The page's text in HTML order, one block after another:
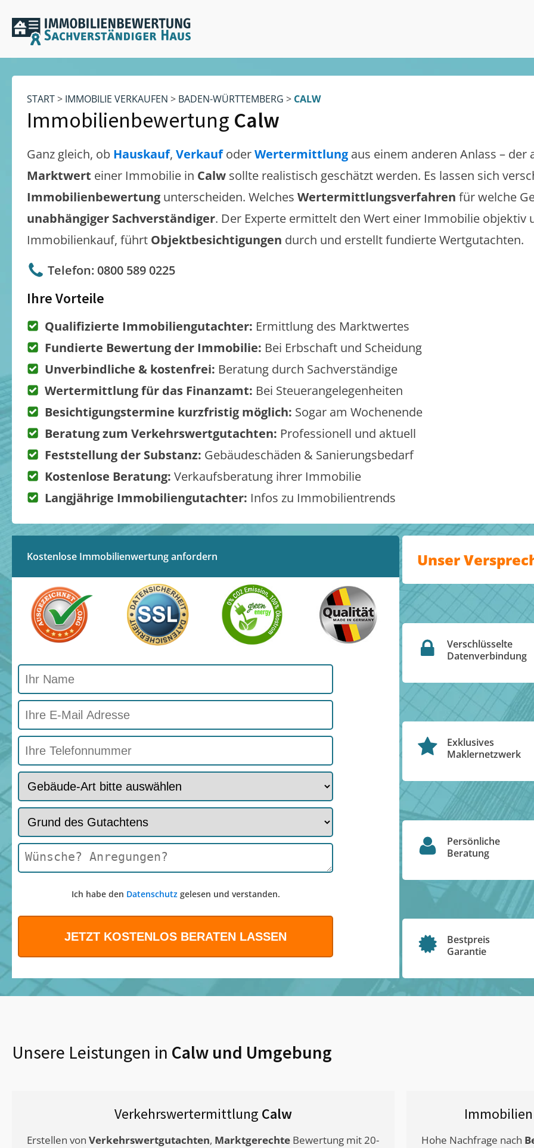
START> IMMOBILIE VERKAUFEN > BADEN-WÜRTTEMBERG > CALW
Immobilienbewertung Calw
Ganz gleich, ob Hauskauf, VerkaufoderWertermittlung aus einem anderen Anlass – der
Marktwert einer Immobilie in Calw sollte realistisch geschätzt werden. Es lassen sich
Immobilienbewertung unterscheiden. Welches Wertermittlungsverfahren für welche
unabhängiger Sachverständiger. Der Experte ermittelt den Wert einer Immobilie objektiv
Immobilienkauf, führt Objektbesichtigungen durch und erstellt fundierte Wertgutachten.
Telefon: 0800 589 0225
Ihre Vorteile
Qualifizierte Immobiliengutachter: Ermittlung des Marktwertes
Fundierte Bewertung der Immobilie: Bei Erbschaft und Scheidung
Unverbindliche & kostenfrei: Beratung durch Sachverständige
Wertermittlung für das Finanzamt: Bei Steuerangelegenheiten
Besichtigungstermine kurzfristig möglich: Sogar am Wochenende
Beratung zum Verkehrswertgutachten: Professionell und aktuell
Feststellung der Substanz: Gebäudeschäden & Sanierungsbedarf
Kostenlose Beratung: Verkaufsberatung ihrer Immobilie
Langjährige Immobiliengutachter: Infos zu Immobilientrends
Kostenlose Immobilienwertung anfordern
Ich habe den Datenschutzgelesen und verstanden.
Unser
Verschlüsselte
Datenverbindung
Exklusives
Maklernetzwerk
Persönliche
Beratung
Bestpreis
Garantie
Unsere Leistungen in Calw und Umgebung
Verkehrswertermittlung Calw
Erstellen von Verkehrswertgutachten, Marktgerechte Bewertung mit 20-
Hohe Nachfrage nach